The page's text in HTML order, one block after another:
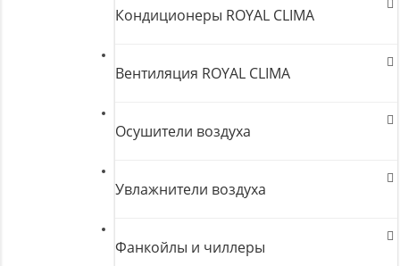
Кондиционеры ROYAL CLIMA
Вентиляция ROYAL CLIMA
Осушители воздуха
Увлажнители воздуха
Фанкойлы и чиллеры